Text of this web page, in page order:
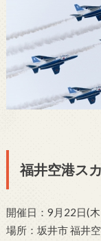
福井空港ス
開催日：9月22日(
場所：坂井市 福井